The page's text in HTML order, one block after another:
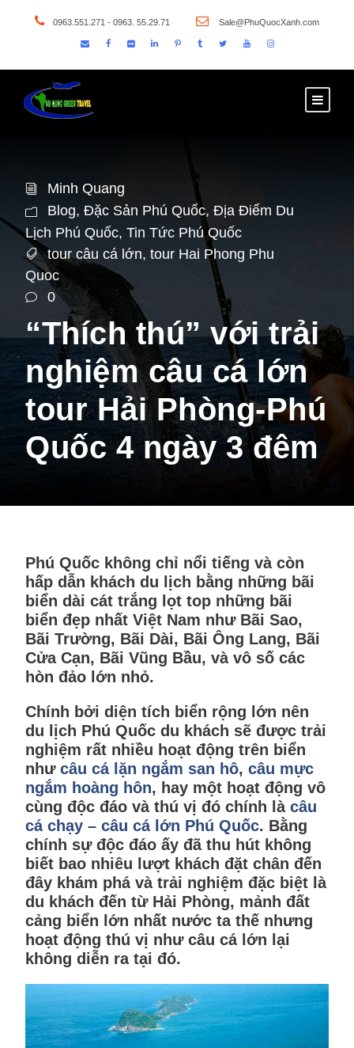
0963.551.271 - 0963. 55.29.71 Sale@PhuQuocXanh.com
Minh Quang
Blog, Đặc Sản Phú Quốc, Địa Điểm Du
Lịch Phú Quốc, Tin Tức Phú Quốc
tour câu cá lớn, tour Hai Phong Phu
Quoc
0
“Thích thú” với trải
nghiệm câu cá lớn
tour Hải Phòng-Phú
Quốc 4 ngày 3 đêm
Phú Quốc không chỉ nổi tiếng và còn
hấp dẫn khách du lịch bằng những bãi
biển dài cát trắng lọt top những bãi
biển đẹp nhất Việt Nam như Bãi Sao,
Bãi Trường, Bãi Dài, Bãi Ông Lang, Bãi
Cửa Cạn, Bãi Vũng Bầu, và vô số các
hòn đảo lớn nhỏ.
Chính bởi diện tích biển rộng lớn nên
du lịch Phú Quốc du khách sẽ được trải
nghiệm rất nhiều hoạt động trên biển
như câu cá lặn ngắm san hô, câu mực
ngắm hoàng hôn, hay một hoạt động vô
cùng độc đáo và thú vị đó chính là câu
cá chạy – câu cá lớn Phú Quốc. Bằng
chính sự độc đáo ấy đã thu hút không
biết bao nhiêu lượt khách đặt chân đến
đây khám phá và trải nghiệm đặc biệt là
du khách đến từ Hải Phòng, mảnh đất
cảng biển lớn nhất nước ta thế nhưng
hoạt động thú vị như câu cá lớn lại
không diễn ra tại đó.